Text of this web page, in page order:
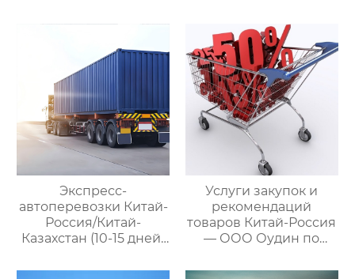
мире китайско-
международными
цепями поставок
Экспресс-
автоперевозки Китай-
Россия/Китай-
Казахстан (10-15 дней)
управлению
Услуги закупок и
рекомендаций
товаров Китай-Россия
— ООО Оудин по
международными